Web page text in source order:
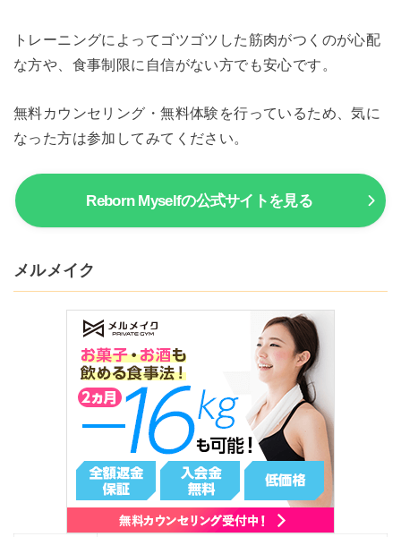
トレーニングによってゴツゴツした筋肉がつくのが心配
な方や、食事制限に自信がない方でも安心です。
無料カウンセリング・無料体験を行っているため、気に
なった方は参加してみてください。
Reborn Myselfの公式サイトを見る
メルメイク